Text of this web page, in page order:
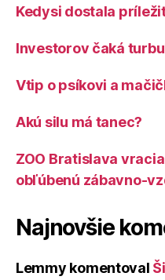
Kedysi dostala
Investorov čaká
Vtip o psíkovi a
Akú silu má tanec?
ZOO Bratislava
obľúbenú zábavno-
Najnovšie
Lemmy komentoval